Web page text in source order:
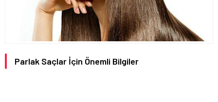
Parlak Saçlar İçin Önemli Bilgiler